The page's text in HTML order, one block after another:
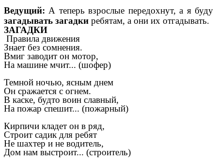
Ведущий: А теперь взрослые передохнут, а я буду
загадывать загадки ребятам, а они их отгадывать.
ЗАГАДКИ
Правила движения
Знает без сомнения.
Вмиг заводит он мотор,
На машине мчит... (шофер)
Темной ночью, ясным днем
Он сражается с огнем.
В каске, будто воин славный,
На пожар спешит... (пожарный)
Кирпичи кладет он в ряд,
Строит садик для ребят
Не шахтер и не водитель,
Дом нам выстроит... (строитель)